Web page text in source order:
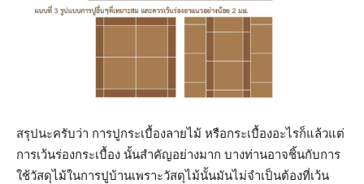
สรุปนะครับว่า การปูกระเบื้องลายไม้ หรือกระเบื้องอะไรก็แล้วแต่
การเว้นร่องกระเบื้อง นั้นสำคัญอย่างมาก บางท่านอาจชิ้นกับการ
ใช้วัสดุไม้ในการปูบ้านเพราะวัสดุไม้นั้นมันไม่จำเป็นต้องที่เว้น